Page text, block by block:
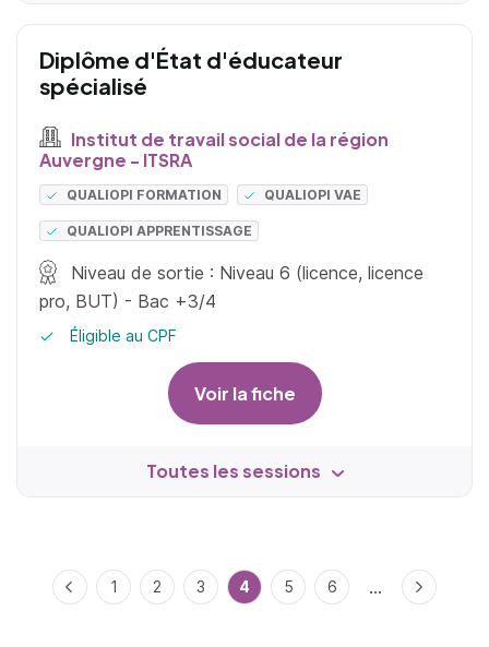
Diplôme d'État d'éducateur
spécialisé
Institut de travail social de la région
Auvergne - ITSRA
QUALIOPI FORMATION QUALIOPI VAE
QUALIOPI APPRENTISSAGE
Niveau de sortie : Niveau 6 (licence, licence
pro, BUT) - Bac +3/4
Éligible au CPF
Voir la fiche
Toutes les sessions
Précédent
1 2 3 4 5 6 ... Suivant